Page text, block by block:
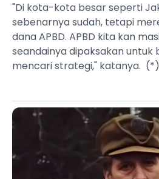
"Di kota-kota besar seperti
sebenarnya sudah, tetapi
dana APBD. APBD kita kan
seandainya dipaksakan untuk
mencari strategi," katanya. (*)